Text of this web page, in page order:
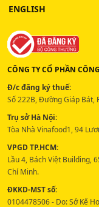
ENGLISH
CÔNG TY CỔ PHẦN
Đ/c đăng ký thuế:
Số 222B, Đường Giáp Bát,
Trụ sở Hà Nội:
Tòa Nhà Vinafood1, 94
VPGD TP.HCM:
Lầu 4, Bách Việt Building,
Chí Minh.
ĐKKD-MST số:
0104478506 - Do: Sở Kế